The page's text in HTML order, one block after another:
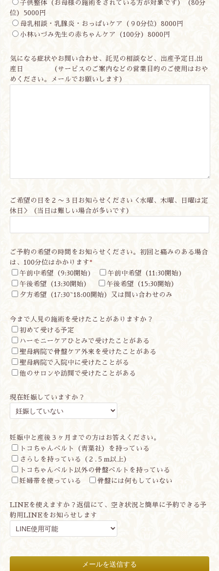
子供整体（お母様の施術をされている方が対象です）（80分
位）5000円
母乳相談・乳腺炎・おっぱいケア（９0分位）8000円
小林いづみ先生の赤ちゃんケア（100分）8000円
気になる症状やお問い合わせ、託児の相談など、出産予定日,出
産日 （サービスのご案内などの営業目的のご使用はおや
めください。メールでお願いします）
ご希望の日を２〜３日お知らせください＜水曜、木曜、日曜は定
休日＞（当日は難しい場合が多いです）
ご予約の希望の時間をお知らせください。初回と痛みのある場合
は、100分位はかかります*
午前中希望（9:30開始)
午前中希望（11:30開始)
午後希望（13:30開始）
午後希望（15:30開始）
夕方希望（17:30~18:00開始）又は問い合わせのみ
今まで人見の施術を受けたことがありますか？
初めて受ける予定
ハーモニーケアひとみで受けたことがある
聖母病院で骨盤ケア外来を受けたことがある
聖母病院で入院中に受けたことがる
他のサロンや訪問で受けたことがある
現在妊娠していますか？
妊娠中と産後３ヶ月までの方はお答えください。
トコちゃんベルト（青葉社）を持っている
さらしを持っている（２.５m以上）
トコちゃんベルト以外の骨盤ベルトを持っている
妊婦帯を使っている
骨盤には何もしていない
LINEを使えますか？返信にて、空き状況と簡単に予約できる予
約用LINEをお知らせします